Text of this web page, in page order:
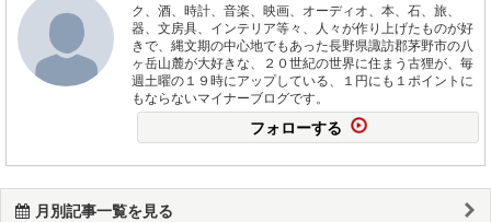
ク、酒、時計、音楽、映画、オーディオ、本、石、旅、
器、文房具、インテリア等々、人々が作り上げたものが好
きで、縄文期の中心地でもあった長野県諏訪郡茅野市の八
ヶ岳山麓が大好きな、２０世紀の世界に住まう古狸が、毎
週土曜の１９時にアップしている、１円にも１ポイントに
もならないマイナーブログです。
フォローする
月別記事一覧を見る